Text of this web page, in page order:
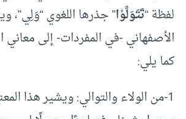
لفظة “تَتَوَلَّوْا” جذرها اللغوي “وَلِي”،
الأصفهاني -في المفردات- إلى معاني
كما يلي:
1-من الولاء والتوالي: ويشير هذا